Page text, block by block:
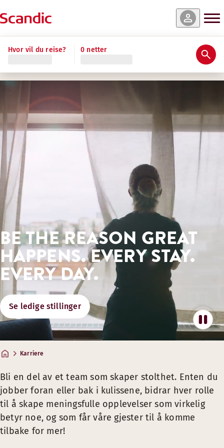
Hvor vil du reise? 0 netter
BE THE REASON GREAT
HAPPENS. EVERY STAY.
EVERY DAY.
Se ledige stillinger
Karriere
Bli en del av et team som skaper stolthet. Enten du
jobber foran eller bak i kulissene, bidrar hver rolle
til å skape meningsfulle opplevelser som virkelig
betyr noe, og som får våre gjester til å komme
tilbake for mer!
Fordeler som gjør Scandic til et flott
RETTFERDIGE OG
Konkurransedyktig lønn gjennom kollektive og
Forsikring og pensjon som støtter din sikkerhet
Foreldrepermisjon og betalt ferie i samsvar med
ET OMSORGSFULLT ARBEIDSMILJØ
Sterk forpliktelse til sosial og miljømessig bærekraft
Inkluderende, trygt og tilgjengelig arbeidsmiljø med
Engasjement i lokalsamfunnet gjennom partnerskap og
FLOTTE OPPHOLD, MATOPPLEVELSER
Teammedlemspriser på hotellopphold, mat og drikke*
Gode partnertilbud på reiser og lignende
Gode familie og venne-tilbud.
*Fordeler gjelder for alle teammedlemmer med gyldig
STØTTE TIL DIN VELVÆRE, OG
Partnerskap innen velvære og bruk av treningssentre
Inspirasjon for sunne vaner og ekstra energi
MULIGHETER FOR VEKST
Kursing og opplæring gjennom Scandic Academy